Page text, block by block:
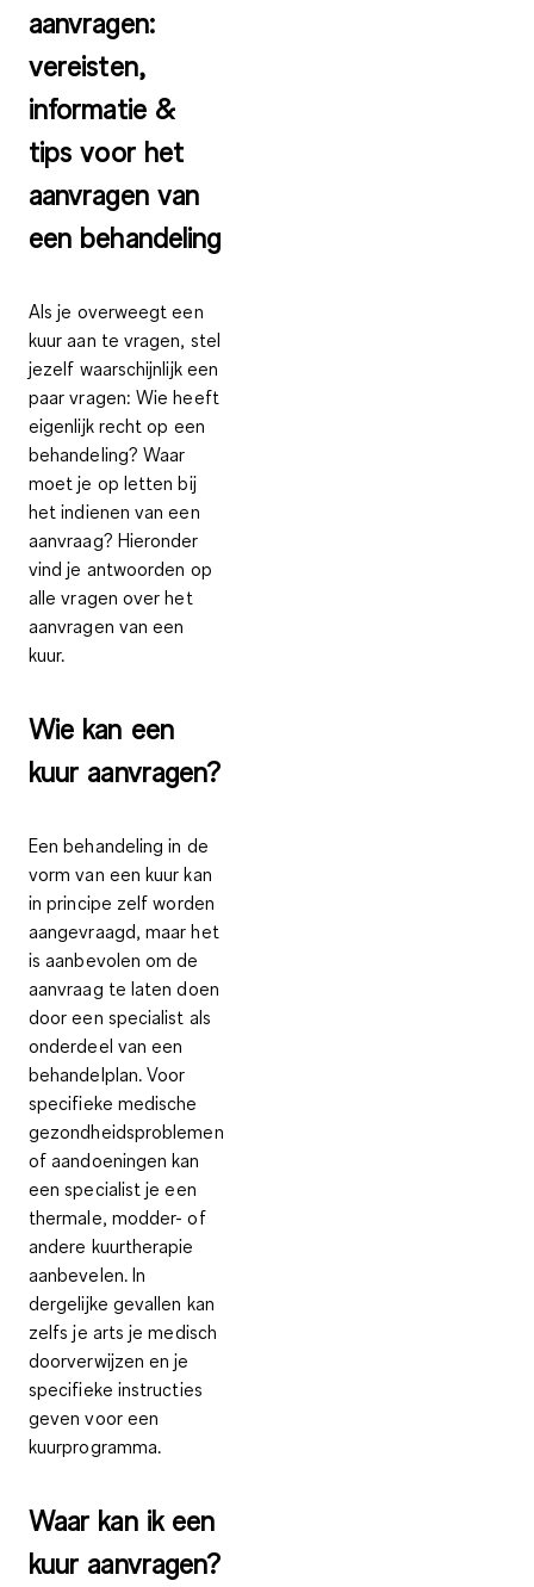
aanvragen:
vereisten,
informatie &
tips voor het
aanvragen van
een behandeling
Als je overweegt een
kuur aan te vragen, stel
jezelf waarschijnlijk een
paar vragen: Wie heeft
eigenlijk recht op een
behandeling? Waar
moet je op letten bij
het indienen van een
aanvraag? Hieronder
vind je antwoorden op
alle vragen over het
aanvragen van een
kuur.
Wie kan een
kuur aanvragen?
Een behandeling in de
vorm van een kuur kan
in principe zelf worden
aangevraagd, maar het
is aanbevolen om de
aanvraag te laten doen
door een specialist als
onderdeel van een
behandelplan. Voor
specifieke medische
gezondheidsproblemen
of aandoeningen kan
een specialist je een
thermale, modder- of
andere kuurtherapie
aanbevelen. In
dergelijke gevallen kan
zelfs je arts je medisch
doorverwijzen en je
specifieke instructies
geven voor een
kuurprogramma.
Waar kan ik een
kuur aanvragen?